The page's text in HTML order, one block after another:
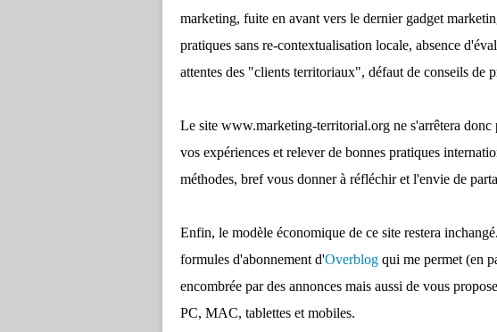
marketing, fuite en avant vers le dernier gadget
pratiques sans re-contextualisation locale, absence
attentes des "clients territoriaux", défaut de conseils de
Le site www.marketing-territorial.org ne s'arrêtera donc
vos expériences et relever de bonnes pratiques
méthodes, bref vous donner à réfléchir et l'envie de
Enfin, le modèle économique de ce site restera
formules d'abonnement d'Overblog qui me permet (en
encombrée par des annonces mais aussi de vous
PC, MAC, tablettes et mobiles.